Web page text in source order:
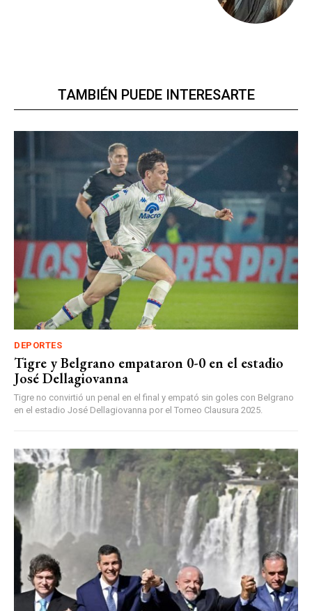
TAMBIÉN PUEDE INTERESARTE
DEPORTES
Tigre y Belgrano empataron 0-0 en el estadio
José Dellagiovanna
Tigre no convirtió un penal en el final y empató sin goles con Belgrano
en el estadio José Dellagiovanna por el Torneo Clausura 2025.